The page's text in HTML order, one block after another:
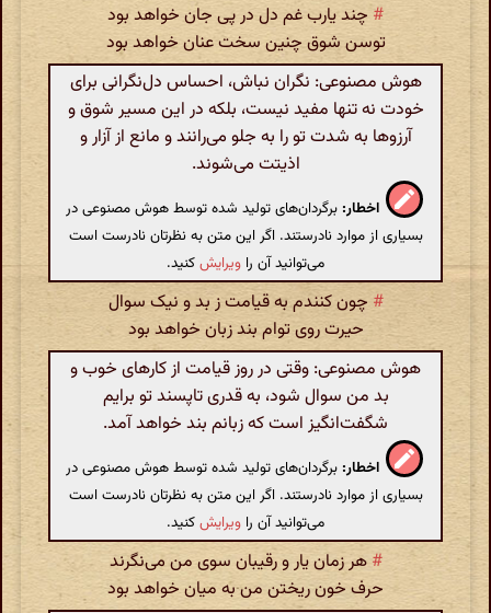
# چند یارب غم دل در پی جان خواهد بود
توسن شوق چنین سخت عنان خواهد بود
هوش مصنوعی: نگران نباش، احساس دل‌نگرانی برای
خودت نه تنها مفید نیست، بلکه در این مسیر شوق و
آرزوها به شدت تو را به جلو می‌رانند و مانع از آزار و
اذیتت می‌شوند.
اخطار: برگردان‌های تولید شده توسط هوش مصنوعی در
بسیاری از موارد نادرستند. اگر این متن به نظرتان نادرست است
می‌توانید آن را ویرایشکنید.
# چون کنندم به قیامت ز بد و نیک سوال
حیرت روی توام بند زبان خواهد بود
هوش مصنوعی: وقتی در روز قیامت از کارهای خوب و
بد من سوال شود، به قدری تاپسند تو برایم
شگفت‌انگیز است که زبانم بند خواهد آمد.
اخطار: برگردان‌های تولید شده توسط هوش مصنوعی در
بسیاری از موارد نادرستند. اگر این متن به نظرتان نادرست است
می‌توانید آن را ویرایشکنید.
# هر زمان یار و رقیبان سوی من می‌نگرند
حرف خون ریختن من به میان خواهد بود